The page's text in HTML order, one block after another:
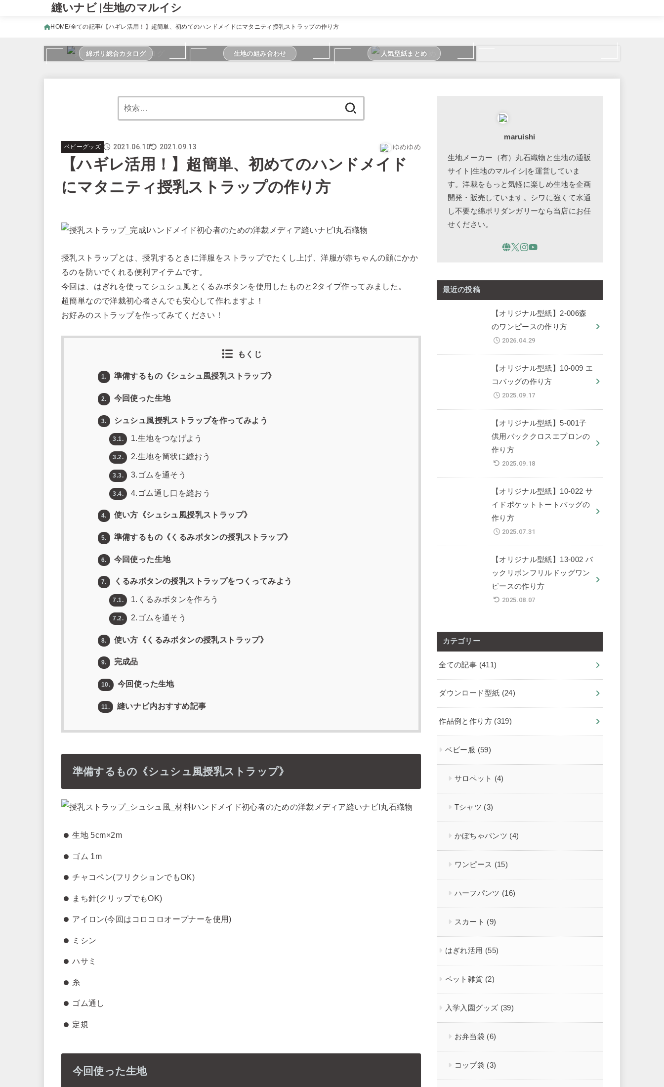
縫いナビ |生地のマルイシ
HOME 全ての記事 【ハギレ活用！】超簡単、初めてのハンドメイドにマタニティ授乳ストラップの作り方
綿ポリ総合カタログ 生地の組み合わせ 人気型紙まとめ
索:
ベビーグッズ 2021.06.10 2021.09.13 ゆめゆめ
【ハギレ活用！】超簡単、初めてのハンドメイド
にマタニティ授乳ストラップの作り方
授乳ストラップとは、授乳するときに洋服をストラップでたくし上げ、洋服が赤ちゃんの顔にかか
るのを防いでくれる便利アイテムです。
今回は、はぎれを使ってシュシュ風とくるみボタンを使用したものと2タイプ作ってみました。
超簡単なので洋裁初心者さんでも安心して作れますよ！
お好みのストラップを作ってみてください！
もくじ
1. 準備するもの《シュシュ風授乳ストラップ》
2. 今回使った生地
3. シュシュ風授乳ストラップを作ってみよう
3.1. 1.生地をつなげよう
3.2. 2.生地を筒状に縫おう
3.3. 3.ゴムを通そう
3.4. 4.ゴム通し口を縫おう
4. 使い方《シュシュ風授乳ストラップ》
5. 準備するもの《くるみボタンの授乳ストラップ》
6. 今回使った生地
7. くるみボタンの授乳ストラップをつくってみよう
7.1. 1.くるみボタンを作ろう
7.2. 2.ゴムを通そう
8. 使い方《くるみボタンの授乳ストラップ》
9. 完成品
10. 今回使った生地
11. 縫いナビ内おすすめ記事
準備するもの《シュシュ風授乳ストラップ》
生地 5cm×2m
ゴム 1m
チャコペン(フリクションでもOK)
まち針(クリップでもOK)
アイロン(今回はコロコロオープナーを使用)
ミシン
ハサミ
糸
ゴム通し
定規
今回使った生地
maruishi
生地メーカー（有）丸石織物と生地の通販
サイト|生地のマルイシ|を運営していま
す。洋裁をもっと気軽に楽しめ生地を企画
開発・販売しています。シワに強くて水通
し不要な綿ポリダンガリーなら当店にお任
せください。
最近の投稿
【オリジナル型紙】2-006森
のワンピースの作り方
2026.04.29
【オリジナル型紙】10-009 エ
コバッグの作り方
2025.09.17
【オリジナル型紙】5-001子
供用バッククロスエプロンの
作り方
2025.09.18
【オリジナル型紙】10-022 サ
イドポケットトートバッグの
作り方
2025.07.31
【オリジナル型紙】13-002 バ
ックリボンフリルドッグワン
ピースの作り方
2025.08.07
カテゴリー
全ての記事 (411)
ダウンロード型紙 (24)
作品例と作り方 (319)
ベビー服 (59)
サロペット (4)
Tシャツ (3)
かぼちゃパンツ (4)
ワンピース (15)
ハーフパンツ (16)
スカート (9)
はぎれ活用 (55)
ペット雑貨 (2)
入学入園グッズ (39)
お弁当袋 (6)
コップ袋 (3)